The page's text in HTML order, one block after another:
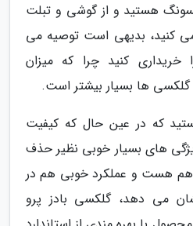
هستید و از گوشی و تبلت
کنید، بدیهی است توصیه می
کنید چرا که میزان
گلکسی ها بسیار بیشتر است.
که در عین حال که کیفیت
های بسیار خوبی نظیر حذف
هم هست و عملکرد خوبی هم در
می دهد، گلکسی بادز پرو